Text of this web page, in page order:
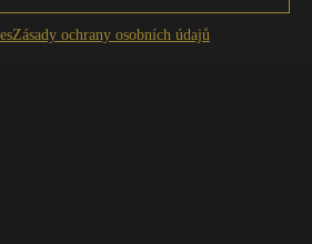
Zásady ochrany osobních údajů